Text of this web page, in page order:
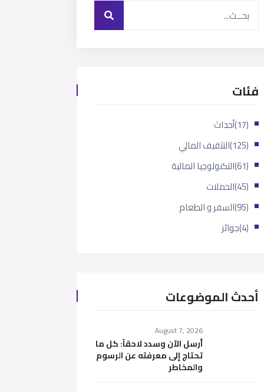
فئات
أحداث
(17)
التثقيف المالي
(125)
التكنولوجيا المالية
(61)
الحملات
(45)
السفر و الطعام
(95)
جوائز (4)
أحدث الموضوعات
August 7, 2026
أرسل الآن وسدد لاحقاً: كل ما
تحتاج إلى معرفته عن الرسوم
والمخاطر